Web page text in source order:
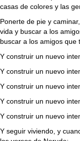
casas de colores y las
Ponerte de pie y
vida y buscar a los
buscar a los amigos que
Y construir un nuevo
Y construir un nuevo
Y construir un nuevo
Y construir un nuevo
Y construir un nuevo
Y seguir viviendo, y